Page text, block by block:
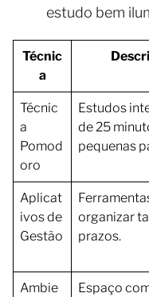
estudo bem
Técnic
a
Técnic
a
Pomod
oro
Estudos
de 25
pequenas
Aplicat
ivos de
Gestão
organizar
prazos.
Ambie Espaço